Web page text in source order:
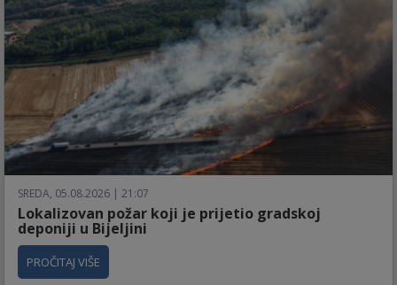
SREDA, 05.08.2026 | 21:07
Lokalizovan požar koji je prijetio gradskoj
deponiji u Bijeljini
PROČITAJ VIŠE